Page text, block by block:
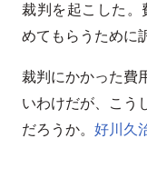
裁判を起こした
めてもらうために
裁判にかかった費
いわけだが、こう
だろうか。 好川久